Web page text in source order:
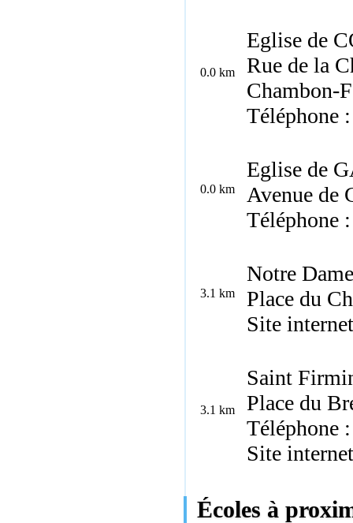
0.0 km
Eglise de
Rue de la
Chambon-
Téléphone
0.0 km
Eglise de
Avenue de
Téléphone
3.1 km
Notre
Place du
Site
3.1 km
Saint
Place du
Téléphone
Site
Écoles à